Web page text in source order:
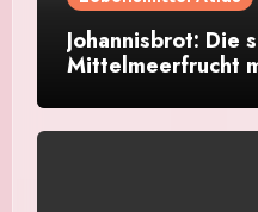
Johannisbrot: Die
Mittelmeerfrucht